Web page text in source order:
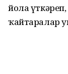
йола
ҡайтаралар